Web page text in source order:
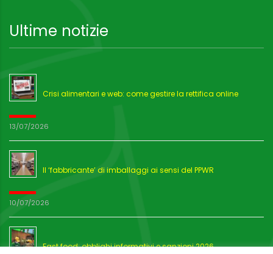
Ultime notizie
Crisi alimentari e web: come gestire la rettifica online
13/07/2026
Il ‘fabbricante’ di imballaggi ai sensi del PPWR
10/07/2026
Fast food: obblighi informativi e sanzioni 2026